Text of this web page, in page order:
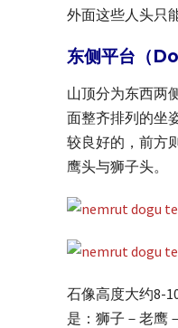
外面这些人头只
东侧平台（
山顶分为东西两
面整齐排列的坐
较良好的，前方
鹰头与狮子头。
石像高度大约8-
是：狮子－老鹰